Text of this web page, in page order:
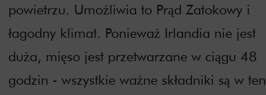
powietrzu. Umożliwia to Prąd Zatokowy i
łagodny klimat. Ponieważ Irlandia nie jest
duża, mięso jest przetwarzane w ciągu 48
godzin - wszystkie ważne składniki są w ten